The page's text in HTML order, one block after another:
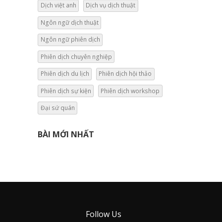
Dịch việt anh Dịch vụ dịch thuật
Ngôn ngữ dịch thuật
Ngôn ngữ phiên dịch
Phiên dịch chuyên nghiệp
Phiên dịch du lịch Phiên dịch hội thảo
Phiên dịch sự kiện Phiên dịch workshop
Đại sứ quán
BÀI MỚI NHẤT
Follow Us